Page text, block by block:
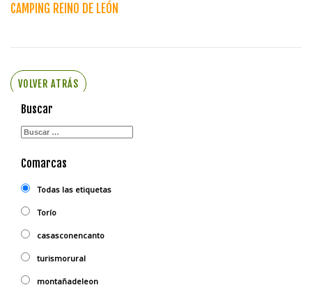
CAMPING REINO DE LEÓN
VOLVER ATRÁS
Buscar
Comarcas
Todas las etiquetas
Torío
casasconencanto
turismorural
montañadeleon